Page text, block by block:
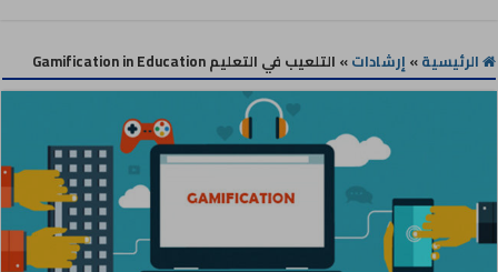
الرئيسية» إرشادات» التلعيب في التعليم Gamification in Education